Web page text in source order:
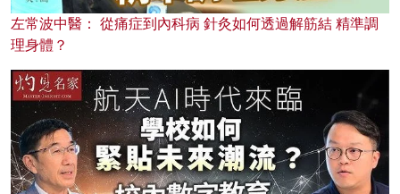
左常波中醫： 從痛症到內科病 針灸如何透過解筋結 精準調
理身體？